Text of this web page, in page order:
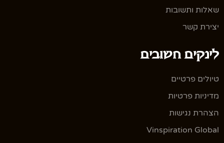
שאלות ותשובות
יצירת קשר
לינקים חשובים
טיולים פרטיים
מדיניות פרטיות
הצהרת נגישות
Vinspiration Global